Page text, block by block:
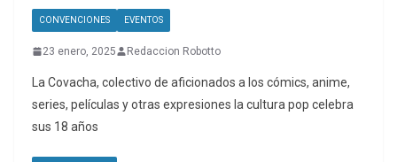
CONVENCIONES EVENTOS
23 enero, 2025 Redaccion Robotto
La Covacha, colectivo de aficionados a los cómics, anime,
series, películas y otras expresiones la cultura pop celebra
sus 18 años